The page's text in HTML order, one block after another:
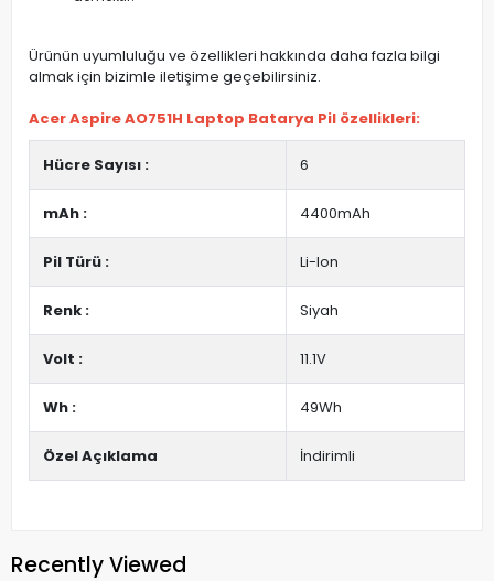
Ürünün uyumluluğu ve özellikleri hakkında daha fazla bilgi
almak için bizimle iletişime geçebilirsiniz.
Acer Aspire AO751H Laptop Batarya Pil özellikleri:
Hücre Sayısı : 6
mAh : 4400mAh
Pil Türü : Li-Ion
Renk : Siyah
Volt : 11.1V
Wh : 49Wh
Özel Açıklama İndirimli
Recently Viewed